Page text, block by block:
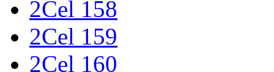
2Cel 158
2Cel 159
2Cel 160